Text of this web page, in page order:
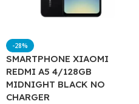
-28%
SMARTPHONE XIAOMI
REDMI A5 4/128GB
MIDNIGHT BLACK NO
CHARGER